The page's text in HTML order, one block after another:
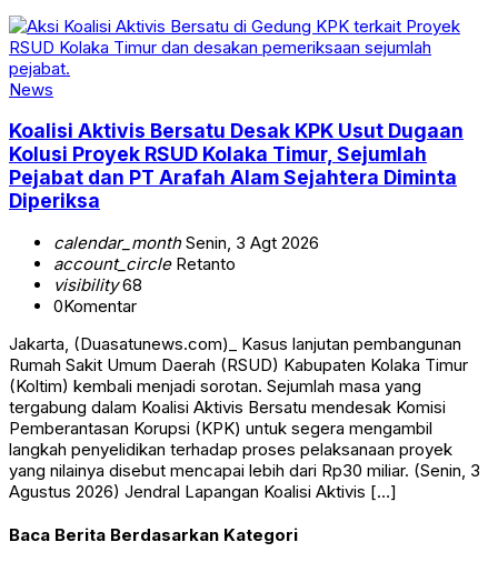
News
Koalisi Aktivis Bersatu Desak KPK Usut Dugaan
Kolusi Proyek RSUD Kolaka Timur, Sejumlah
Pejabat dan PT Arafah Alam Sejahtera Diminta
Diperiksa
calendar_monthSenin, 3 Agt 2026
account_circleRetanto
visibility68
0Komentar
Jakarta, (Duasatunews.com)_ Kasus lanjutan pembangunan
Rumah Sakit Umum Daerah (RSUD) Kabupaten Kolaka Timur
(Koltim) kembali menjadi sorotan. Sejumlah masa yang
tergabung dalam Koalisi Aktivis Bersatu mendesak Komisi
Pemberantasan Korupsi (KPK) untuk segera mengambil
langkah penyelidikan terhadap proses pelaksanaan proyek
yang nilainya disebut mencapai lebih dari Rp30 miliar. (Senin, 3
Agustus 2026) Jendral Lapangan Koalisi Aktivis […]
Baca Berita Berdasarkan Kategori